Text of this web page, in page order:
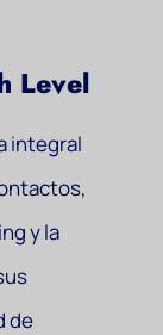
Level
integral
y la
de